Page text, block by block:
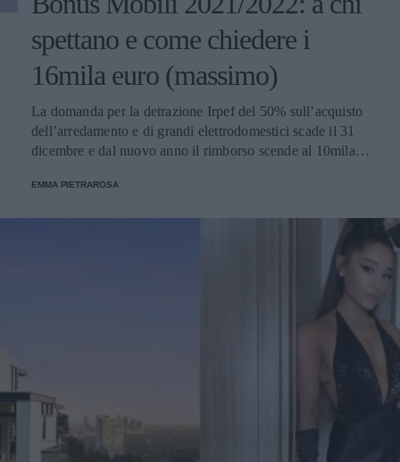
spettano e come chiedere i
16mila euro (massimo)
La domanda per la detrazione Irpef del 50% sull’acquisto
dell’arredamento e di grandi elettrodomestici scade il 31
dicembre e dal nuovo anno il rimborso scende al 10mila
agevolazioni.
EMMA PIETRAROSA